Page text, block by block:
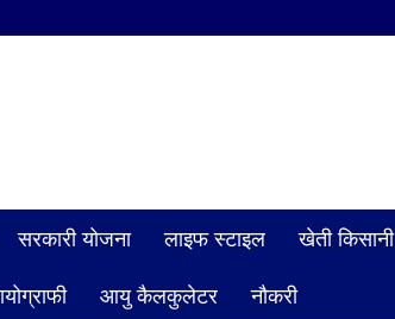
सरकारी योजना लाइफ स्टाइल खेती किसानी
आयु कैलकुलेटर नौकरी